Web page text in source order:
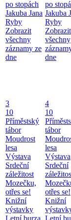
po stopách
Jakuba Jana
Ryby
Zobrazit
všechny
záznamy ze
dne
po
Jakuba
Ryby
Zobrazit
všechny
dne
3
10
Příměstský
tábor
Moudrost
lesa
Výstava
Srdeční
záležitost
Mozečku,
otřes se!
Knižní
výstavky
Letní burza
4
10
tábor
lesa
Výstava
Srdeční
otřes se!
Knižní
Letní